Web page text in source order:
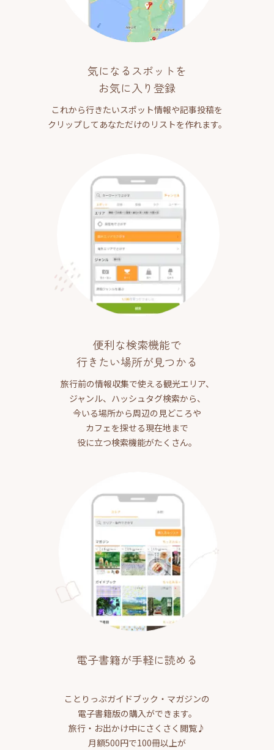
気になるスポットを
お気に入り登録
これから行きたいスポット情報や記事投稿を
クリップしてあなただけのリストを作れます。
便利な検索機能で
行きたい場所が見つかる
旅行前の情報収集で使える観光エリア、
ジャンル、ハッシュタグ検索から、
今いる場所から周辺の見どころや
カフェを探せる現在地まで
役に立つ検索機能がたくさん。
電子書籍が手軽に読める
ことりっぷガイドブック・マガジンの
電子書籍版の購入ができます。
旅行・お出かけ中にさくさく閲覧♪
月額500円で100冊以上が